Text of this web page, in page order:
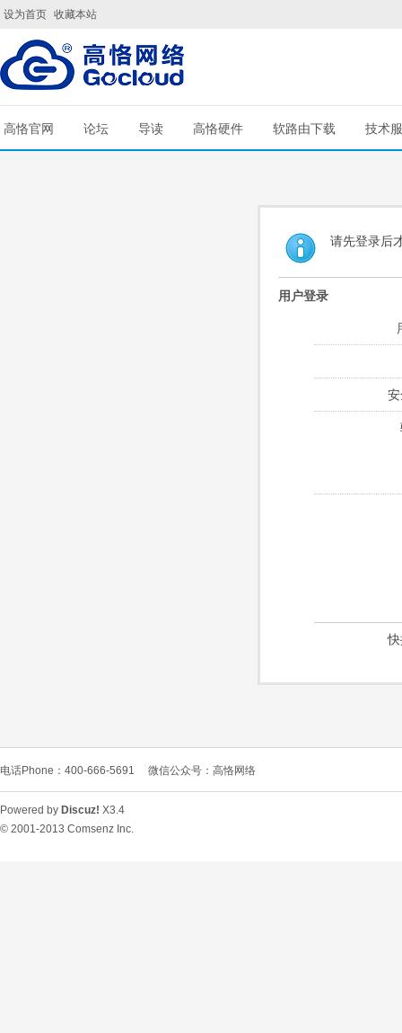
设为首页 收藏本站
高恪官网 论坛 导读 高恪硬件 软路由下载 技术
请先登录后
用户登录
电话Phone：400-666-5691 微信公众号：高恪网络
Powered by Discuz! X3.4
© 2001-2013 Comsenz Inc.